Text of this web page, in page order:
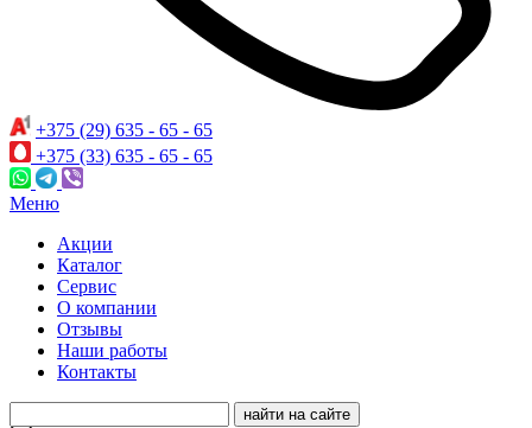
+375 (29) 635 - 65 - 65
+375 (33) 635 - 65 - 65
Меню
Акции
Каталог
Сервис
О компании
Отзывы
Наши работы
Контакты